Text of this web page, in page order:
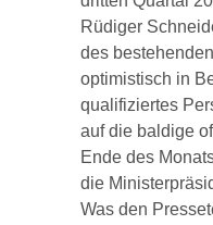
Rüdiger
des
optimistisch in
qualifiziertes
auf die baldige
Ende des
die
Was den